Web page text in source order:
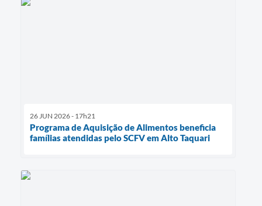
26 JUN 2026 - 17h21
Programa de Aquisição de Alimentos beneficia
famílias atendidas pelo SCFV em Alto Taquari